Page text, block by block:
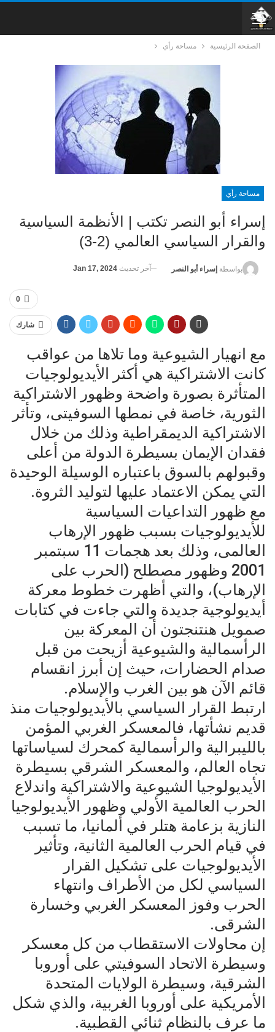
الصفحة الرئيسية مساحة رأي
مساحة رأي
إسراء أبو النصر تكتب | الأنظمة السياسية
والقرار السياسي العالمي (2-3)
بواسطة إسراء أبو النصر آخر تحديث Jan 17, 2024
0
شارك
مع انهيار الشيوعية وما تلاها من عواقب
كانت الاشتراكية هي أكثر الأيديولوجيات
المتأثرة بصورة واضحة وظهور الاشتراكية
الثورية، خاصة في نمطها السوفيتى، وتأثر
الاشتراكية الديمقراطية وذلك من خلال
فقدان الإيمان بسيطرة الدولة من أعلى
وقبولهم بالسوق باعتباره الوسيلة الوحيدة
التي يمكن الاعتماد عليها لتوليد الثروة.
مع ظهور التداعيات السياسية
للأيديولوجيات بسبب ظهور الإرهاب
العالمى، وذلك بعد هجمات 11 سبتمبر
2001 وظهور مصطلح (الحرب على
الإرهاب)، والتي أظهرت خطوط معركة
أيديولوجية جديدة والتي جاءت في كتابات
صمويل هنتنجتون أن المعركة بين
الرأسمالية والشيوعية أزيحت من قبل
صدام الحضارات، حيث إن أبرز انقسام
قائم الآن هو بين الغرب والإسلام.
ارتبط القرار السياسي بالأيديولوجيات منذ
قديم نشأتها، فالمعسكر الغربي المؤمن
بالليبرالية والرأسمالية كمحرك لسياساتها
تجاه العالم، والمعسكر الشرقي بسيطرة
الأيديولوجيا الشيوعية والاشتراكية واندلاع
الحرب العالمية الأولي وظهور الأيديولوجيا
النازية بزعامة هتلر في ألمانيا، ما تسبب
في قيام الحرب العالمية الثانية، وتأثير
الأيديولوجيات على تشكيل القرار
السياسي لكل من الأطراف وانتهاء
الحرب وفوز المعسكر الغربي وخسارة
الشرقى.
إن محاولات الاستقطاب من كل معسكر
وسيطرة الاتحاد السوفيتي على أوروبا
الشرقية، وسيطرة الولايات المتحدة
الأمريكية على أوروبا الغربية، والذي شكل
ما عرف بالنظام ثنائي القطبية.